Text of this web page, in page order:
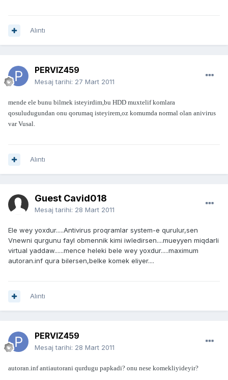
Alıntı
PERVIZ459
Mesaj tarihi: 27 Mart 2011
mende ele bunu bilmek isteyirdim,bu HDD muxtelif komlara
qosuludugundan onu qorumaq isteyirem,oz komumda normal olan anivirus
var Vusal.
Alıntı
Guest Cavid018
Mesaj tarihi: 28 Mart 2011
Ele wey yoxdur.....Antivirus proqramlar system-e qurulur,sen
Vnewni qurgunu fayl obmennik kimi iwledirsen....mueyyen miqdarli
virtual yaddaw......mence heleki bele wey yoxdur.....maximum
autoran.inf qura bilersen,belke komek eliyer....
Alıntı
PERVIZ459
Mesaj tarihi: 28 Mart 2011
autoran.inf antiautorani qurdugu papkadi? onu nese komekliyideyir?